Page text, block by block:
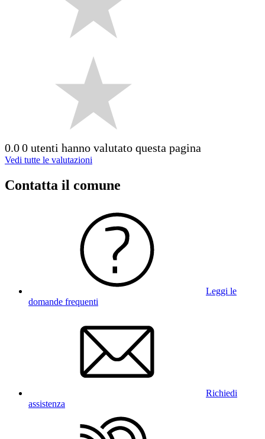
0.00 utenti hanno valutato questa pagina
Vedi tutte le valutazioni
Contatta il comune
Leggi le
domande frequenti
Richiedi
assistenza